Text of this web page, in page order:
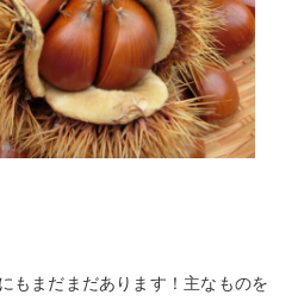
もまだまだあります！主なものを